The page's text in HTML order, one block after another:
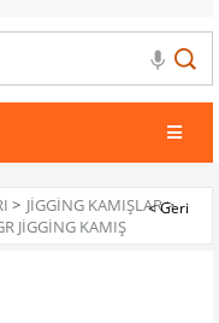
> JIGGING KAMIŞLAR>
JIGGING KAMIŞ